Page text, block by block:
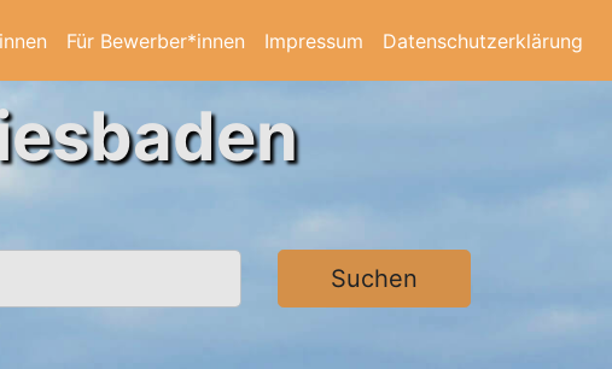
Für Bewerber*innen Impressum Datenschutzerklärung
Suchen